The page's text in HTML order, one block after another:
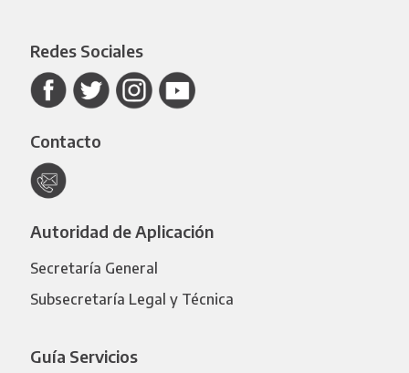
Redes Sociales
Contacto
Autoridad de Aplicación
Secretaría General
Subsecretaría Legal y Técnica
Guía Servicios